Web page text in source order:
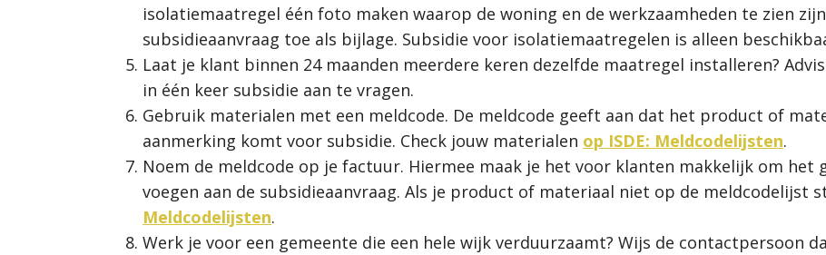
isolatiemaatregel één foto maken waarop de woning en de werkzaamheden te zien
subsidieaanvraag toe als bijlage. Subsidie voor isolatiemaatregelen is alleen
Laat je klant binnen 24 maanden meerdere keren dezelfde maatregel installeren?
in één keer subsidie aan te vragen.
Gebruik materialen met een meldcode. De meldcode geeft aan dat het product of
aanmerking komt voor subsidie. Check jouw materialen op ISDE: Meldcodelijsten.
Noem de meldcode op je factuur. Hiermee maak je het voor klanten makkelijk om
voegen aan de subsidieaanvraag. Als je product of materiaal niet op de meldcodelijst
Meldcodelijsten.
Werk je voor een gemeente die een hele wijk verduurzaamt? Wijs de contactpersoon